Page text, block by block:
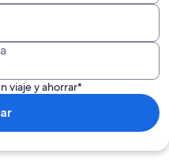
viaje y ahorrar*